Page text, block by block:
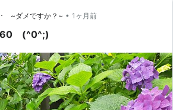
しく邪魔だけど。 勉強面での努力が大
て、英語の半強制的な学びの…
･ ~ダメですか？~ • 1ヶ月前
(^0^;)